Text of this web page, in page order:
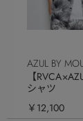
AZUL BY
【
シャツ
￥12,100